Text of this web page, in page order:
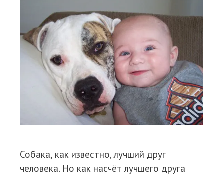
Собака, как известно, лучший друг
человека. Но как насчёт лучшего друга